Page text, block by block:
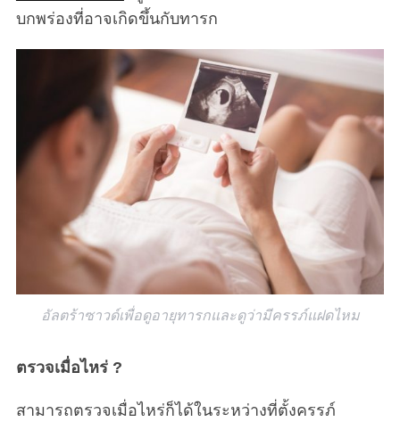
บกพร่องที่อาจเกิดขึ้นกับทารก
อัลตร้าซาวด์เพื่อดูอายุทารกและดูว่ามีครรภ์แฝดไหม
ตรวจเมื่อไหร่ ?
สามารถตรวจเมื่อไหร่ก็ได้ในระหว่างที่ตั้งครรภ์